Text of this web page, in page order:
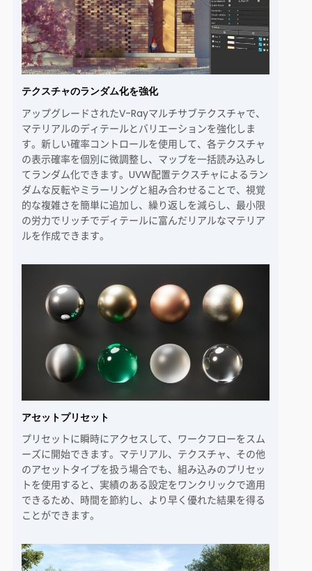
テクスチャのランダム化を強化
アップグレードされたV-Rayマルチサブテクスチャで、
マテリアルのディテールとバリエーションを強化しま
す。新しい確率コントロールを使用して、各テクスチャ
の表示確率を個別に微調整し、マップを一括読み込みし
てランダム化できます。UVW配置テクスチャによるラン
ダムな反転やミラーリングと組み合わせることで、視覚
的な複雑さを簡単に追加し、繰り返しを減らし、最小限
の労力でリッチでディテールに富んだリアルなマテリア
ルを作成できます。
アセットプリセット
プリセットに瞬時にアクセスして、ワークフローをスム
ーズに開始できます。マテリアル、テクスチャ、その他
のアセットタイプを扱う場合でも、組み込みのプリセッ
トを使用すると、実績のある設定をワンクリックで適用
できるため、時間を節約し、より早く優れた結果を得る
ことができます。